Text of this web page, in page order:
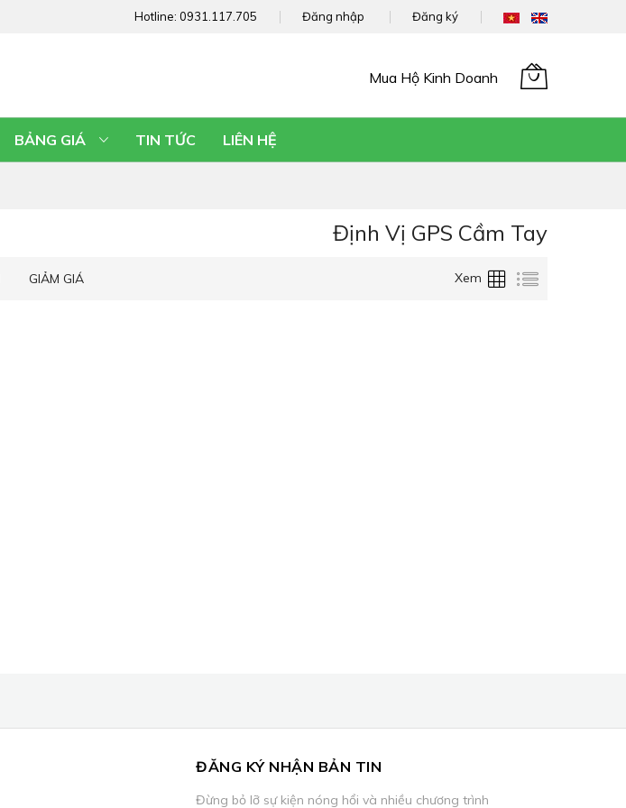
Hotline: 0931.117.705 Đăng nhập Đăng ký
Mua Hộ Kinh Doanh
BẢNG GIÁ TIN TỨC
LIÊN HỆ
Định Vị GPS Cầm Tay
GIẢM GIÁ Xem Lưới Danh
sách
ĐĂNG KÝ NHẬN BẢN TIN
Đừng bỏ lỡ sự kiện nóng hổi và nhiều chương trình